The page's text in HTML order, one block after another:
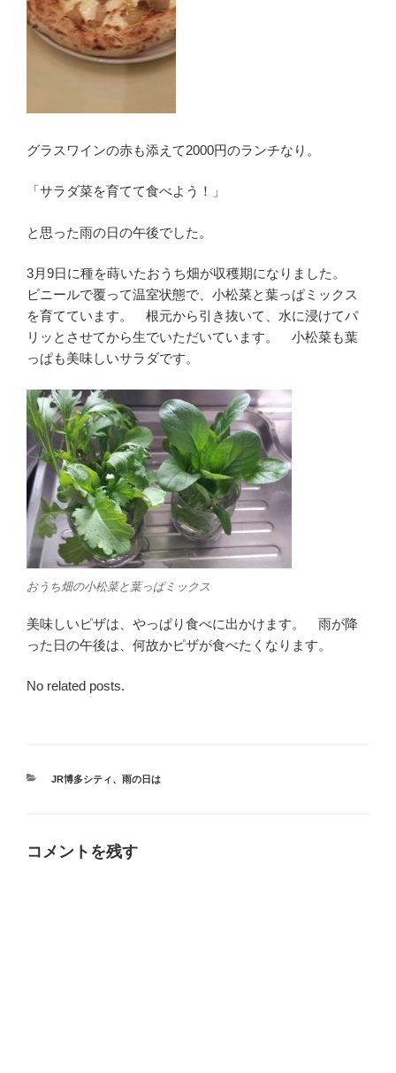
グラスワインの赤も添えて2000円のランチなり。
「サラダ菜を育てて食べよう！」
と思った雨の日の午後でした。
3月9日に種を蒔いたおうち畑が収穫期になりました。
ビニールで覆って温室状態で、小松菜と葉っぱミックス
を育てています。 根元から引き抜いて、水に浸けてパ
リッとさせてから生でいただいています。 小松菜も葉
っぱも美味しいサラダです。
おうち畑の小松菜と葉っぱミックス
美味しいピザは、やっぱり食べに出かけます。 雨が降
った日の午後は、何故かピザが食べたくなります。
No related posts.
カ
JR博多シティ、 雨の日は
コメントを残す